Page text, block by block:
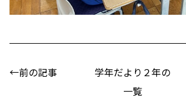
←前の記事
学年だより２年の
一覧